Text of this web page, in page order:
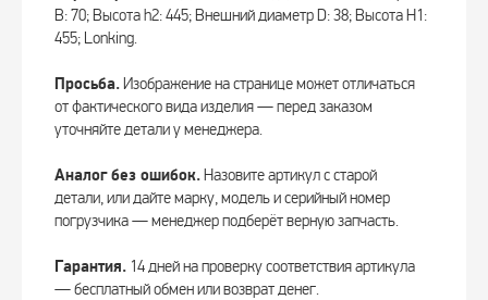
B: 70; Высота h2: 445; Внешний диаметр D: 38; Высота H1:
455; Lonking.
Просьба.Изображение на странице может отличаться
от фактического вида изделия — перед заказом
уточняйте детали у менеджера.
Аналог без ошибок.Назовите артикул с старой
детали, или дайте марку, модель и серийный номер
погрузчика — менеджер подберёт верную запчасть.
Гарантия. 14 дней на проверку соответствия артикула
— бесплатный обмен или возврат денег.